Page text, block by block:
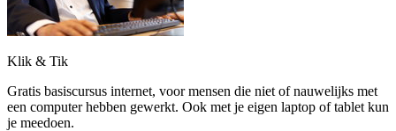
Klik & Tik
Gratis basiscursus internet, voor mensen die niet of nauwelijks met
een computer hebben gewerkt. Ook met je eigen laptop of tablet kun
je meedoen.